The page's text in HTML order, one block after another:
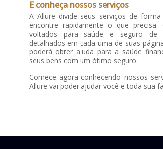
E conheça nossos serviços
A Allure divide seus serviços de
encontre rapidamente o que precisa.
voltados para saúde e seguro de
detalhados em cada uma de suas
poderá obter ajuda para a saúde
seus bens com um ótimo seguro.
Comece agora conhecendo nossos
Allure vai poder ajudar você e toda sua